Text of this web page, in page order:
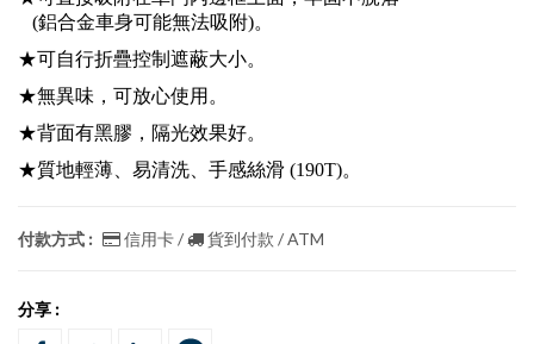
(鋁合金車身可能無法吸附)。
★可自行折疊控制遮蔽大小。
★無異味，可放心使用。
★背面有黑膠，隔光效果好。
★質地輕薄、易清洗、手感絲滑 (190T)。
付款方式 : 信用卡 / 貨到付款 / ATM
分享 :